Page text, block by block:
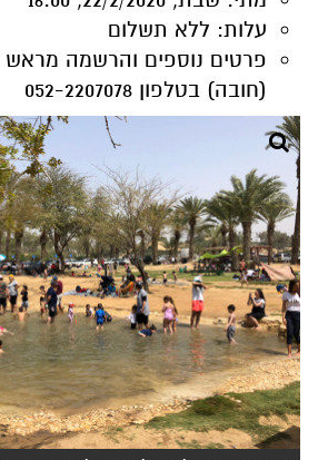
פארק אשכול. צילום: אליאב
והגנים
קרקס ו"שוק ירוק ליד מים"